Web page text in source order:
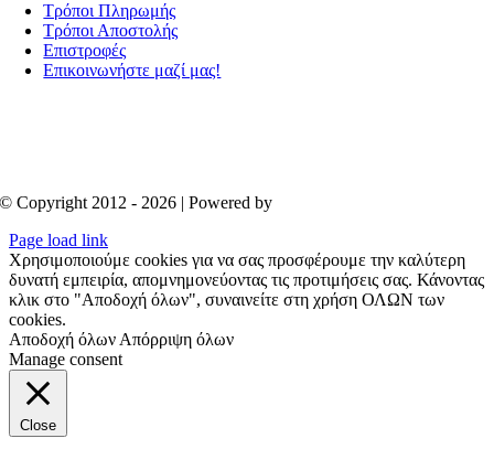
Τρόποι Πληρωμής
Τρόποι Αποστολής
Επιστροφές
Επικοινωνήστε μαζί μας!
© Copyright 2012 - 2026 | Powered by
Page load link
Χρησιμοποιούμε cookies για να σας προσφέρουμε την καλύτερη
δυνατή εμπειρία, απομνημονεύοντας τις προτιμήσεις σας. Κάνοντας
κλικ στο "Αποδοχή όλων", συναινείτε στη χρήση ΟΛΩΝ των
cookies.
Αποδοχή όλων Απόρριψη όλων
Manage consent
Close